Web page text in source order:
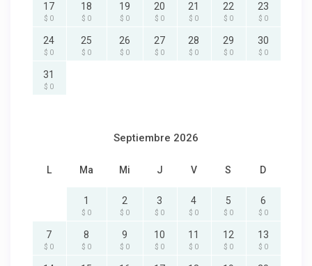
17
$ 0
18
$ 0
19
$ 0
20
$ 0
21
$ 0
22
$ 0
23
$ 0
24
$ 0
25
$ 0
26
$ 0
27
$ 0
28
$ 0
29
$ 0
30
$ 0
31
$ 0
Septiembre 2026
L Ma Mi J V S D
1
$ 0
2
$ 0
3
$ 0
4
$ 0
5
$ 0
6
$ 0
7
$ 0
8
$ 0
9
$ 0
10
$ 0
11
$ 0
12
$ 0
13
$ 0